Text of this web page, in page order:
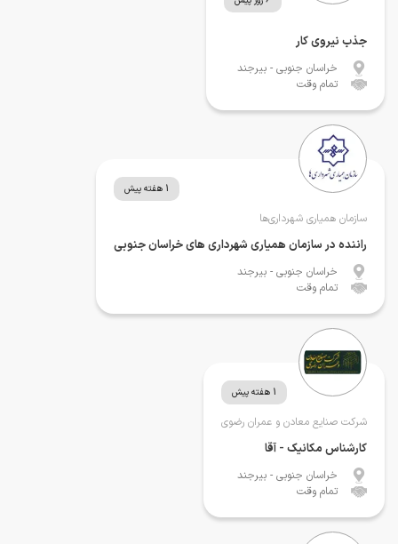
جذب نیروی کار
خراسان جنوبی - بیرجند
تمام وقت
1 هفته پیش
سازمان همیاری شهرداری‌ها
راننده در سازمان همیاری شهرداری های خراسان جنوبی
خراسان جنوبی - بیرجند
تمام وقت
1 هفته پیش
شرکت صنایع معادن و عمران رضوی
کارشناس مکانیک - آقا
خراسان جنوبی - بیرجند
تمام وقت